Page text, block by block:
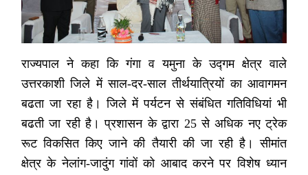
राज्यपाल ने कहा कि गंगा व यमुना के उद्गम क्षेत्र वाले
उत्तरकाशी जिले में साल-दर-साल तीर्थयात्रियों का आवागमन
बढता जा रहा है। जिले में पर्यटन से संबंधित गतिविधियां भी
बढती जा रही है। प्रशासन के द्वारा 25 से अधिक नए ट्रेक
रूट विकसित किए जाने की तैयारी की जा रही है। सीमांत
क्षेत्र के नेलांग-जादुंग गांवों को आबाद करने पर विशेष ध्यान